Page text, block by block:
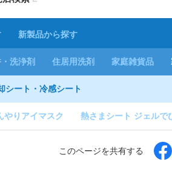
新製品から探す
洗浄剤 住居用洗剤 家庭雑貨品
シート・冷感シート
やりアイマスク 熱さまシート ジェルで
このページを共有する